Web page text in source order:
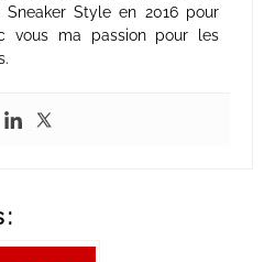
Sneaker Style en 2016 pour
vous ma passion pour les
: